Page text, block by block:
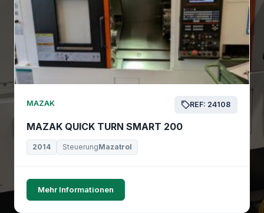
MAZAK REF: 24108
MAZAK QUICK TURN SMART 200
2014 SteuerungMazatrol
Mehr Informationen